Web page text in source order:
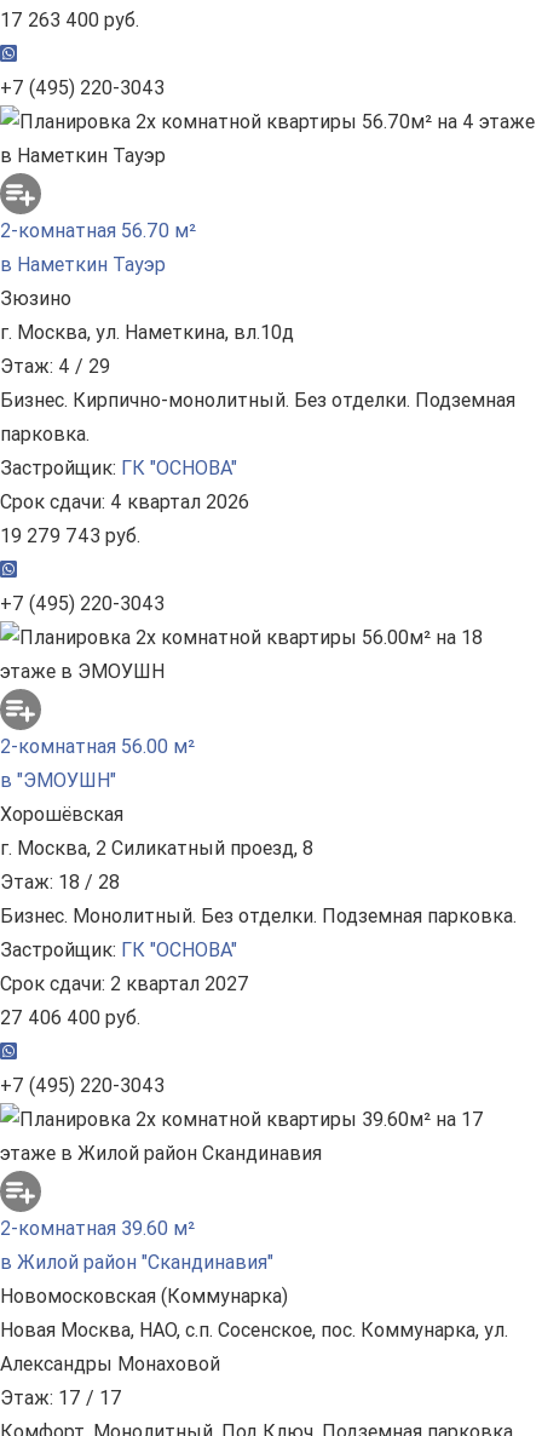
17 263 400 руб.
+7 (495) 220-3043
2-комнатная 56.70 м²
в Наметкин Тауэр
Зюзино
г. Москва, ул. Наметкина, вл.10д
Этаж: 4 / 29
Бизнес. Кирпично-монолитный. Без отделки. Подземная
парковка.
Застройщик: ГК "ОСНОВА"
Срок сдачи: 4 квартал 2026
19 279 743 руб.
+7 (495) 220-3043
2-комнатная 56.00 м²
в "ЭМОУШН"
Хорошёвская
г. Москва, 2 Силикатный проезд, 8
Этаж: 18 / 28
Бизнес. Монолитный. Без отделки. Подземная парковка.
Застройщик: ГК "ОСНОВА"
Срок сдачи: 2 квартал 2027
27 406 400 руб.
+7 (495) 220-3043
2-комнатная 39.60 м²
в Жилой район "Скандинавия"
Новомосковская (Коммунарка)
Новая Москва, НАО, с.п. Сосенское, пос. Коммунарка, ул.
Александры Монаховой
Этаж: 17 / 17